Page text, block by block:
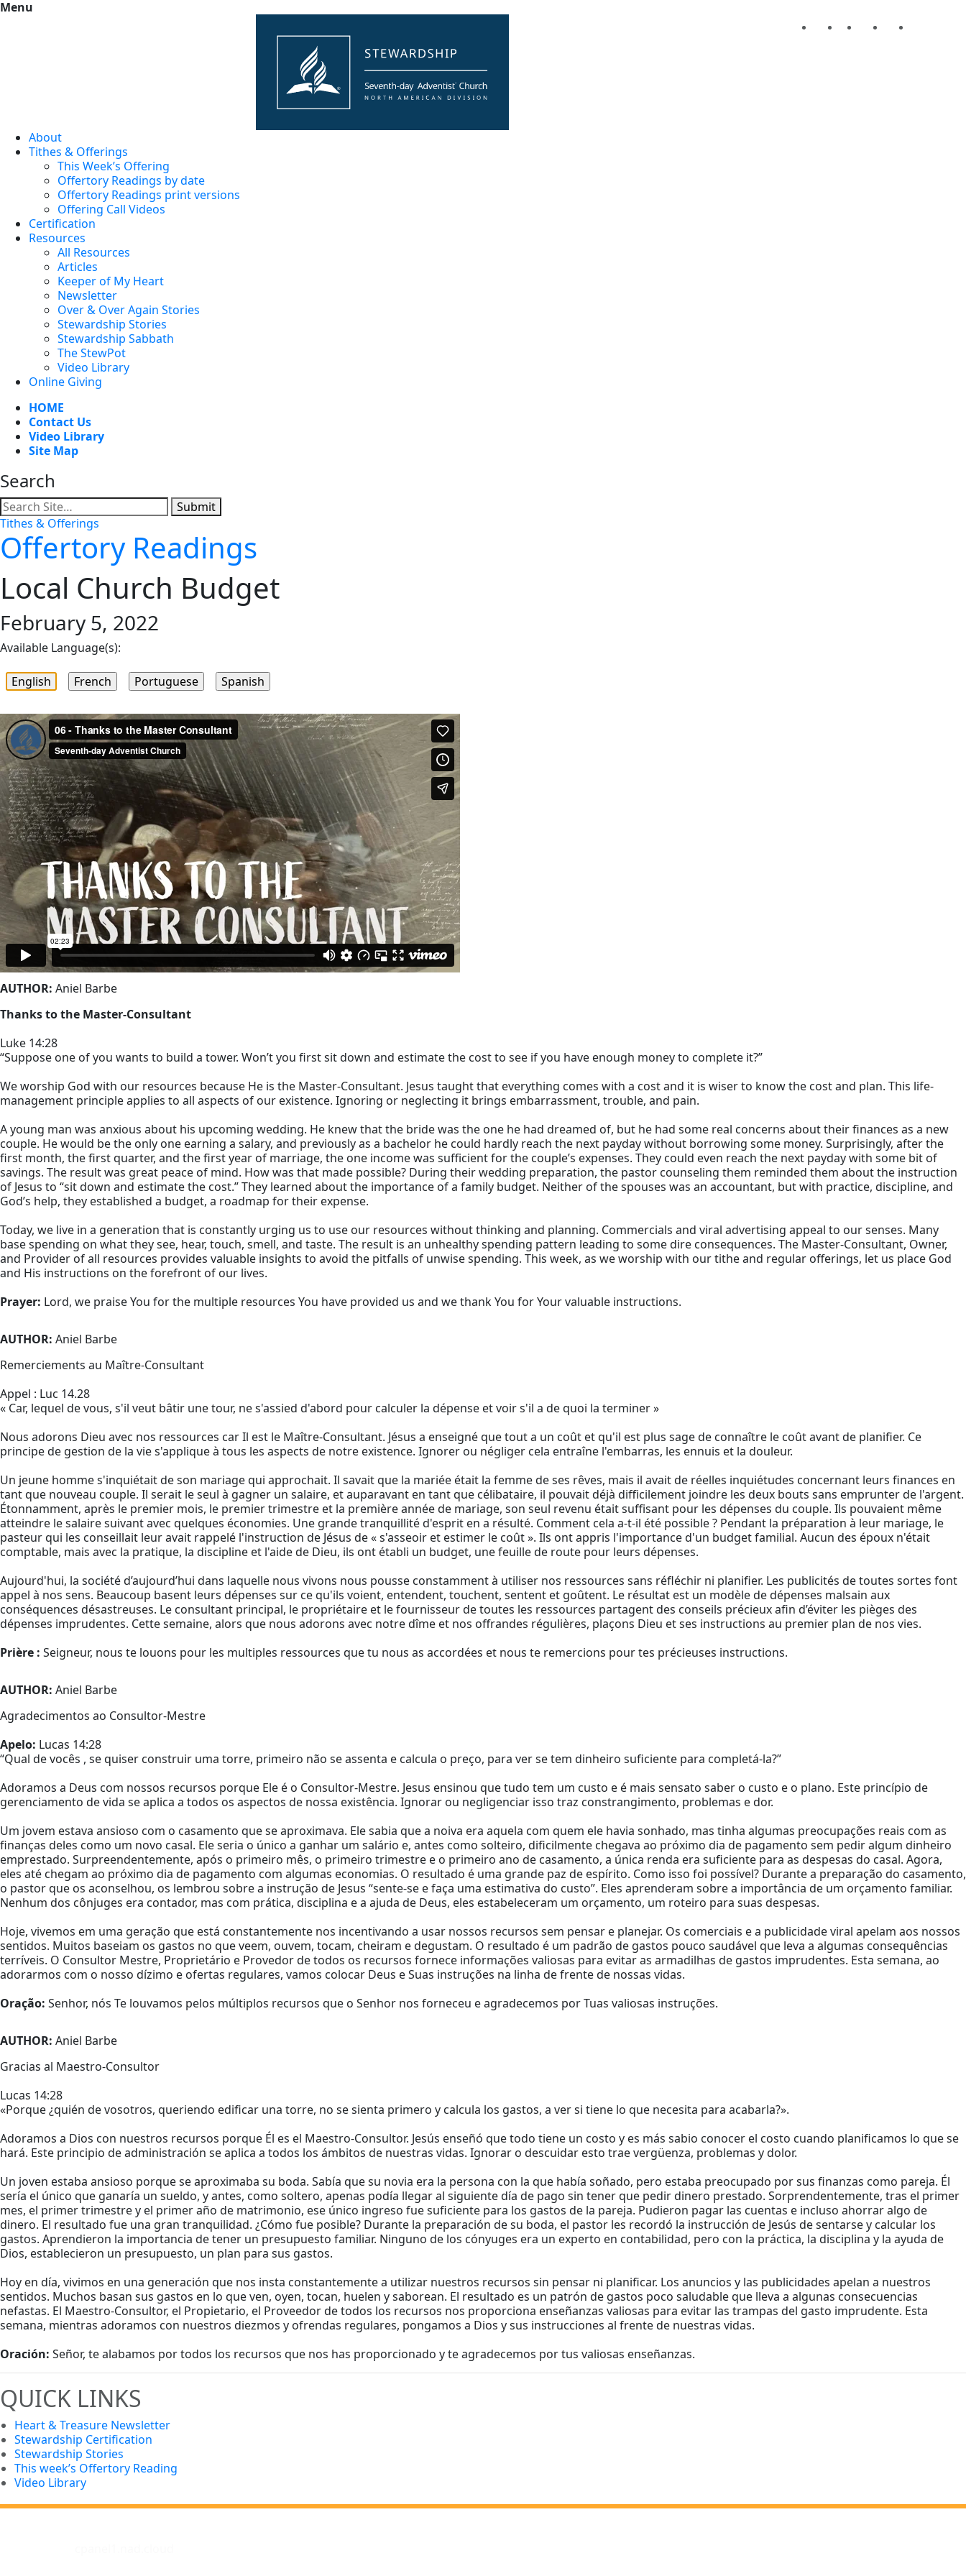
Menu
About
Tithes & Offerings
This Week’s Offering
Offertory Readings by date
Offertory Readings print versions
Offering Call Videos
Certification
Resources
All Resources
Articles
Keeper of My Heart
Newsletter
Over & Over Again Stories
Stewardship Stories
Stewardship Sabbath
The StewPot
Video Library
Online Giving
HOME
Contact Us
Video Library
Site Map
Search
Submit
Tithes & Offerings
Offertory Readings
Local Church Budget
February 5, 2022
Available Language(s):
AUTHOR: Aniel Barbe
Thanks to the Master-Consultant
Luke 14:28
“Suppose one of you wants to build a tower. Won’t you first sit down and estimate the cost to see if you have enough money to complete it?”
We worship God with our resources because He is the Master-Consultant. Jesus taught that everything comes with a cost and it is wiser to know the cost and plan. This life-
management principle applies to all aspects of our existence. Ignoring or neglecting it brings embarrassment, trouble, and pain.
A young man was anxious about his upcoming wedding. He knew that the bride was the one he had dreamed of, but he had some real concerns about their finances as a new
couple. He would be the only one earning a salary, and previously as a bachelor he could hardly reach the next payday without borrowing some money. Surprisingly, after the
first month, the first quarter, and the first year of marriage, the one income was sufficient for the couple’s expenses. They could even reach the next payday with some bit of
savings. The result was great peace of mind. How was that made possible? During their wedding preparation, the pastor counseling them reminded them about the instruction
of Jesus to “sit down and estimate the cost.” They learned about the importance of a family budget. Neither of the spouses was an accountant, but with practice, discipline, and
God’s help, they established a budget, a roadmap for their expense.
Today, we live in a generation that is constantly urging us to use our resources without thinking and planning. Commercials and viral advertising appeal to our senses. Many
base spending on what they see, hear, touch, smell, and taste. The result is an unhealthy spending pattern leading to some dire consequences. The Master-Consultant, Owner,
and Provider of all resources provides valuable insights to avoid the pitfalls of unwise spending. This week, as we worship with our tithe and regular offerings, let us place God
and His instructions on the forefront of our lives.
Prayer: Lord, we praise You for the multiple resources You have provided us and we thank You for Your valuable instructions.
AUTHOR: Aniel Barbe
Remerciements au Maître-Consultant
Appel : Luc 14.28
« Car, lequel de vous, s'il veut bâtir une tour, ne s'assied d'abord pour calculer la dépense et voir s'il a de quoi la terminer »
Nous adorons Dieu avec nos ressources car Il est le Maître-Consultant. Jésus a enseigné que tout a un coût et qu'il est plus sage de connaître le coût avant de planifier. Ce
principe de gestion de la vie s'applique à tous les aspects de notre existence. Ignorer ou négliger cela entraîne l'embarras, les ennuis et la douleur.
Un jeune homme s'inquiétait de son mariage qui approchait. Il savait que la mariée était la femme de ses rêves, mais il avait de réelles inquiétudes concernant leurs finances en
tant que nouveau couple. Il serait le seul à gagner un salaire, et auparavant en tant que célibataire, il pouvait déjà difficilement joindre les deux bouts sans emprunter de l'argent.
Étonnamment, après le premier mois, le premier trimestre et la première année de mariage, son seul revenu était suffisant pour les dépenses du couple. Ils pouvaient même
atteindre le salaire suivant avec quelques économies. Une grande tranquillité d'esprit en a résulté. Comment cela a-t-il été possible ? Pendant la préparation à leur mariage, le
pasteur qui les conseillait leur avait rappelé l'instruction de Jésus de « s'asseoir et estimer le coût ». Ils ont appris l'importance d'un budget familial. Aucun des époux n'était
comptable, mais avec la pratique, la discipline et l'aide de Dieu, ils ont établi un budget, une feuille de route pour leurs dépenses.
Aujourd'hui, la société d’aujourd’hui dans laquelle nous vivons nous pousse constamment à utiliser nos ressources sans réfléchir ni planifier. Les publicités de toutes sortes font
appel à nos sens. Beaucoup basent leurs dépenses sur ce qu'ils voient, entendent, touchent, sentent et goûtent. Le résultat est un modèle de dépenses malsain aux
conséquences désastreuses. Le consultant principal, le propriétaire et le fournisseur de toutes les ressources partagent des conseils précieux afin d’éviter les pièges des
dépenses imprudentes. Cette semaine, alors que nous adorons avec notre dîme et nos offrandes régulières, plaçons Dieu et ses instructions au premier plan de nos vies.
Prière : Seigneur, nous te louons pour les multiples ressources que tu nous as accordées et nous te remercions pour tes précieuses instructions.
AUTHOR: Aniel Barbe
Agradecimentos ao Consultor-Mestre
Apelo: Lucas 14:28
“Qual de vocês , se quiser construir uma torre, primeiro não se assenta e calcula o preço, para ver se tem dinheiro suficiente para completá-la?”
Adoramos a Deus com nossos recursos porque Ele é o Consultor-Mestre. Jesus ensinou que tudo tem um custo e é mais sensato saber o custo e o plano. Este princípio de
gerenciamento de vida se aplica a todos os aspectos de nossa existência. Ignorar ou negligenciar isso traz constrangimento, problemas e dor.
Um jovem estava ansioso com o casamento que se aproximava. Ele sabia que a noiva era aquela com quem ele havia sonhado, mas tinha algumas preocupações reais com as
finanças deles como um novo casal. Ele seria o único a ganhar um salário e, antes como solteiro, dificilmente chegava ao próximo dia de pagamento sem pedir algum dinheiro
emprestado. Surpreendentemente, após o primeiro mês, o primeiro trimestre e o primeiro ano de casamento, a única renda era suficiente para as despesas do casal. Agora,
eles até chegam ao próximo dia de pagamento com algumas economias. O resultado é uma grande paz de espírito. Como isso foi possível? Durante a preparação do casamento,
o pastor que os aconselhou, os lembrou sobre a instrução de Jesus “sente-se e faça uma estimativa do custo”. Eles aprenderam sobre a importância de um orçamento familiar.
Nenhum dos cônjuges era contador, mas com prática, disciplina e a ajuda de Deus, eles estabeleceram um orçamento, um roteiro para suas despesas.
Hoje, vivemos em uma geração que está constantemente nos incentivando a usar nossos recursos sem pensar e planejar. Os comerciais e a publicidade viral apelam aos nossos
sentidos. Muitos baseiam os gastos no que veem, ouvem, tocam, cheiram e degustam. O resultado é um padrão de gastos pouco saudável que leva a algumas consequências
terríveis. O Consultor Mestre, Proprietário e Provedor de todos os recursos fornece informações valiosas para evitar as armadilhas de gastos imprudentes. Esta semana, ao
adorarmos com o nosso dízimo e ofertas regulares, vamos colocar Deus e Suas instruções na linha de frente de nossas vidas.
Oração: Senhor, nós Te louvamos pelos múltiplos recursos que o Senhor nos forneceu e agradecemos por Tuas valiosas instruções.
AUTHOR: Aniel Barbe
Gracias al Maestro-Consultor
Lucas 14:28
«Porque ¿quién de vosotros, queriendo edificar una torre, no se sienta primero y calcula los gastos, a ver si tiene lo que necesita para acabarla?».
Adoramos a Dios con nuestros recursos porque Él es el Maestro-Consultor. Jesús enseñó que todo tiene un costo y es más sabio conocer el costo cuando planificamos lo que se
hará. Este principio de administración se aplica a todos los ámbitos de nuestras vidas. Ignorar o descuidar esto trae vergüenza, problemas y dolor.
Un joven estaba ansioso porque se aproximaba su boda. Sabía que su novia era la persona con la que había soñado, pero estaba preocupado por sus finanzas como pareja. Él
sería el único que ganaría un sueldo, y antes, como soltero, apenas podía llegar al siguiente día de pago sin tener que pedir dinero prestado. Sorprendentemente, tras el primer
mes, el primer trimestre y el primer año de matrimonio, ese único ingreso fue suficiente para los gastos de la pareja. Pudieron pagar las cuentas e incluso ahorrar algo de
dinero. El resultado fue una gran tranquilidad. ¿Cómo fue posible? Durante la preparación de su boda, el pastor les recordó la instrucción de Jesús de sentarse y calcular los
gastos. Aprendieron la importancia de tener un presupuesto familiar. Ninguno de los cónyuges era un experto en contabilidad, pero con la práctica, la disciplina y la ayuda de
Dios, establecieron un presupuesto, un plan para sus gastos.
Hoy en día, vivimos en una generación que nos insta constantemente a utilizar nuestros recursos sin pensar ni planificar. Los anuncios y las publicidades apelan a nuestros
sentidos. Muchos basan sus gastos en lo que ven, oyen, tocan, huelen y saborean. El resultado es un patrón de gastos poco saludable que lleva a algunas consecuencias
nefastas. El Maestro-Consultor, el Propietario, el Proveedor de todos los recursos nos proporciona enseñanzas valiosas para evitar las trampas del gasto imprudente. Esta
semana, mientras adoramos con nuestros diezmos y ofrendas regulares, pongamos a Dios y sus instrucciones al frente de nuestras vidas.
Oración: Señor, te alabamos por todos los recursos que nos has proporcionado y te agradecemos por tus valiosas enseñanzas.
QUICK LINKS
Heart & Treasure Newsletter
Stewardship Certification
Stewardship Stories
This week’s Offertory Reading
Video Library